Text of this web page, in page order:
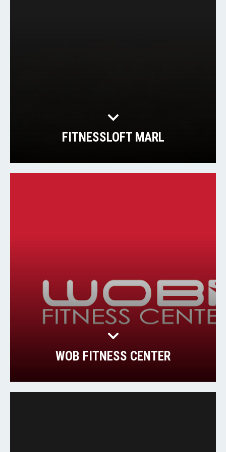
FITNESSLOFT MARL
WOB FITNESS CENTER